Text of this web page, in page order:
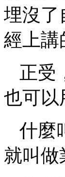
埋沒了
經上講
正受
也可以
什麼
就叫做